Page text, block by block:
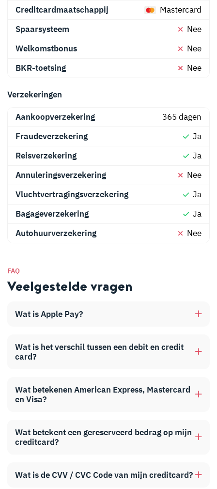
Creditcardmaatschappij
Mastercard
Spaarsysteem
Nee
Welkomstbonus
Nee
BKR-toetsing
Nee
Verzekeringen
Aankoopverzekering
365 dagen
Fraudeverzekering
Ja
Reisverzekering
Ja
Annuleringsverzekering
Nee
Vluchtvertragingsverzekering
Ja
Bagageverzekering
Ja
Autohuurverzekering
Nee
FAQ
Veelgestelde vragen
Wat is Apple Pay?
Wat is het verschil tussen een debit en credit
card?
Wat betekenen American Express, Mastercard
en Visa?
Wat betekent een gereserveerd bedrag op mijn
creditcard?
Wat is de CVV / CVC Code van mijn creditcard?